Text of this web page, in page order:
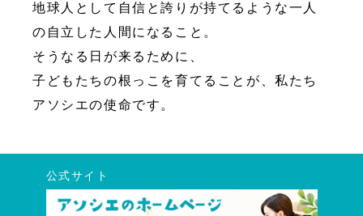
地球人として自信と誇りが持てるような一人
の自立した人間になること。
そうなる日が来るために、
子どもたちの根っこを育てることが、私たち
アソシエの使命です。
公式サイト